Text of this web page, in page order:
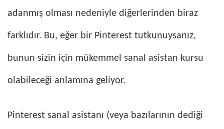
adanmış olması nedeniyle diğerlerinden biraz
farklıdır. Bu, eğer bir Pinterest tutkunuysanız,
bunun sizin için mükemmel sanal asistan kursu
olabileceği anlamına geliyor.
Pinterest sanal asistanı (veya bazılarının dediği